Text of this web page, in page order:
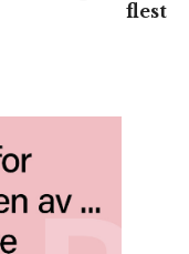
flest